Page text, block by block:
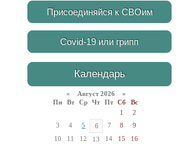
Присоединяйся к СВОим
Covid-19 или грипп
Календарь
« Август 2026 »
Пн
Вт Ср Чт Пт Сб
Вс
1
2
3
4 5 6 7 8
9
10
11 12 13 14 15 16